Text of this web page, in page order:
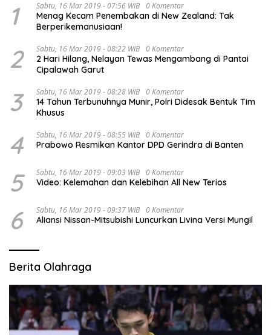
1 Sabtu, 16 Mar 2019 - 07:56 WIB 0 Komentar
Menag Kecam Penembakan di New Zealand: Tak
Berperikemanusiaan!
2 Sabtu, 16 Mar 2019 - 08:22 WIB 0 Komentar
2 Hari Hilang, Nelayan Tewas Mengambang di Pantai
Cipalawah Garut
3 Sabtu, 16 Mar 2019 - 08:28 WIB 0 Komentar
14 Tahun Terbunuhnya Munir, Polri Didesak Bentuk Tim
Khusus
4 Sabtu, 16 Mar 2019 - 08:55 WIB 0 Komentar
Prabowo Resmikan Kantor DPD Gerindra di Banten
5 Sabtu, 16 Mar 2019 - 09:03 WIB 0 Komentar
Video: Kelemahan dan Kelebihan All New Terios
6 Sabtu, 16 Mar 2019 - 09:37 WIB 0 Komentar
Aliansi Nissan-Mitsubishi Luncurkan Livina Versi Mungil
Berita Olahraga